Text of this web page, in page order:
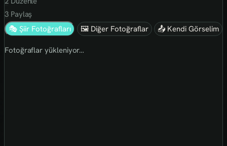
3Paylaş
🎭 Şiir Fotoğrafları
🖼 Diğer Fotoğraflar 📤 Kendi Görselim
Fotoğraflar yükleniyor…